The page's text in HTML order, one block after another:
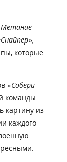
Метание
которые
«Собери
команды
картину из
каждого